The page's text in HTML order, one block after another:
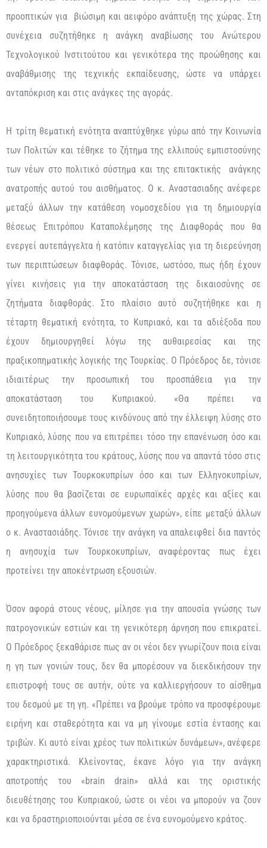
προοπτικών για βιώσιμη και αειφόρο ανάπτυξη της χώρας. Στη
συνέχεια συζητήθηκε η ανάγκη αναβίωσης του Ανώτερου
Τεχνολογικού Ινστιτούτου και γενικότερα της προώθησης και
αναβάθμισης της τεχνικής εκπαίδευσης, ώστε να υπάρχει
ανταπόκριση και στις ανάγκες της αγοράς.
Η τρίτη θεματική ενότητα αναπτύχθηκε γύρω από την Κοινωνία
των Πολιτών και τέθηκε το ζήτημα της ελλιπούς εμπιστοσύνης
των νέων στο πολιτικό σύστημα και της επιτακτικής ανάγκης
ανατροπής αυτού του αισθήματος. Ο κ. Αναστασιαδης ανέφερε
μεταξύ άλλων την κατάθεση νομοσχεδίου για τη δημιουργία
θέσεως Επιτρόπου Καταπολέμησης της Διαφθοράς που θα
ενεργεί αυτεπάγγελτα ή κατόπιν καταγγελίας για τη διερεύνηση
των περιπτώσεων διαφθοράς. Τόνισε, ωστόσο, πως ήδη έχουν
γίνει κινήσεις για την αποκατάσταση της δικαιοσύνης σε
ζητήματα διαφθοράς. Στο πλαίσιο αυτό συζητήθηκε και η
τέταρτη θεματική ενότητα, το Κυπριακό, και τα αδιέξοδα που
έχουν δημιουργηθεί λόγω της αυθαιρεσίας και της
πραξικοπηματικής λογικής της Τουρκίας. Ο Πρόεδρος δε, τόνισε
ιδιαιτέρως την προσωπική του προσπάθεια για την
αποκατάσταση του Κυπριακού. «Θα πρέπει να
συνειδητοποιήσουμε τους κινδύνους από την έλλειψη λύσης στο
Κυπριακό, λύσης που να επιτρέπει τόσο την επανένωση όσο και
τη λειτουργικότητα του κράτους, λύσης που να απαντά τόσο στις
ανησυχίες των Τουρκοκυπρίων όσο και των Ελληνοκυπρίων,
λύσης που θα βασίζεται σε ευρωπαϊκές αρχές και αξίες και
προηγούμενα άλλων ευνομούμενων χωρών», είπε μεταξύ άλλων
ο κ. Αναστασιάδης. Τόνισε την ανάγκη να απαλειφθεί δια παντός
η ανησυχία των Τουρκοκυπρίων, αναφέροντας πως έχει
προτείνει την αποκέντρωση εξουσιών.
Όσον αφορά στους νέους, μίλησε για την απουσία γνώσης των
πατρογονικών εστιών και τη γενικότερη άρνηση που επικρατεί.
Ο Πρόεδρος ξεκαθάρισε πως αν οι νέοι δεν γνωρίζουν ποια είναι
η γη των γονιών τους, δεν θα μπορέσουν να διεκδικήσουν την
επιστροφή τους σε αυτήν, ούτε να καλλιεργήσουν το αίσθημα
του δεσμού με τη γη. «Πρέπει να βρούμε τρόπο να προσφέρουμε
ειρήνη και σταθερότητα και να μη γίνουμε εστία έντασης και
τριβών. Κι αυτό είναι χρέος των πολιτικών δυνάμεων», ανέφερε
χαρακτηριστικά. Κλείνοντας, έκανε λόγο για την ανάγκη
αποτροπής του «brain drain» αλλά και της οριστικής
διευθέτησης του Κυπριακού, ώστε οι νέοι να μπορούν να ζουν
και να δραστηριοποιούνται μέσα σε ένα ευνομούμενο κράτος.